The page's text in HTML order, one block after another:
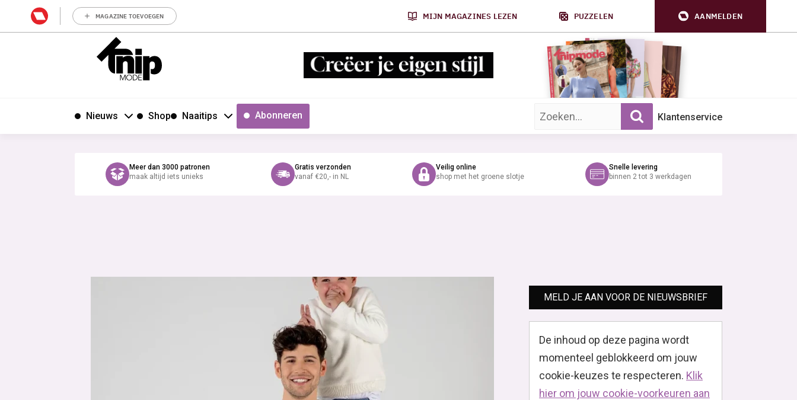
MAGAZINE TOEVOEGEN MIJN MAGAZINES LEZEN PUZZELEN AANMELDEN
Nieuws Shop Naaitips Abonneren Zoek op trefwoord: Klantenservice
Meer dan 3000 patronen
maak altijd iets unieks
Gratis verzonden
vanaf €20,- in NL
Veilig online
shop met het groene slotje
Snelle levering
binnen 2 tot 3 werkdagen
MELD JE AAN VOOR DE NIEUWSBRIEF
De inhoud op deze pagina wordt
momenteel geblokkeerd om jouw
cookie-keuzes te respecteren. Klik
hier om jouw cookie-voorkeuren aan